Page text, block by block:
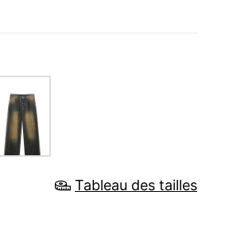
Tableau des tailles